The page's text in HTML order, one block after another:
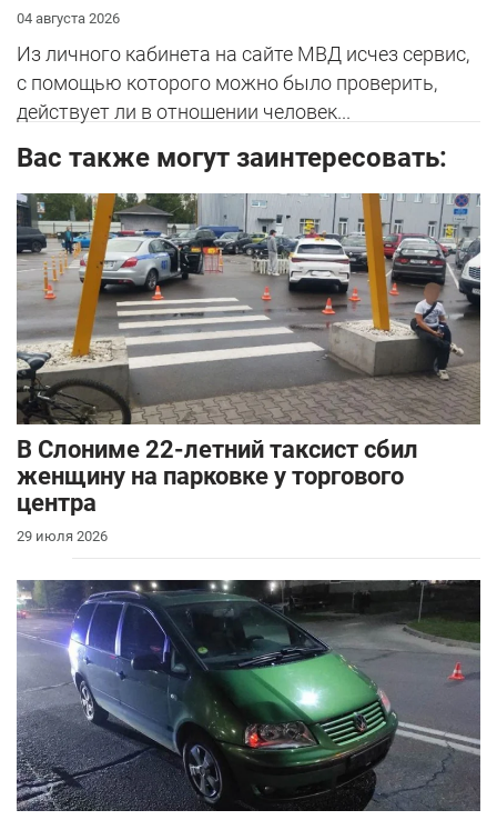
04 августа 2026
Из личного кабинета на сайте МВД исчез сервис,
с помощью которого можно было проверить,
действует ли в отношении человек...
Вас также могут заинтересовать:
В Слониме 22-летний таксист сбил
женщину на парковке у торгового
центра
29 июля 2026